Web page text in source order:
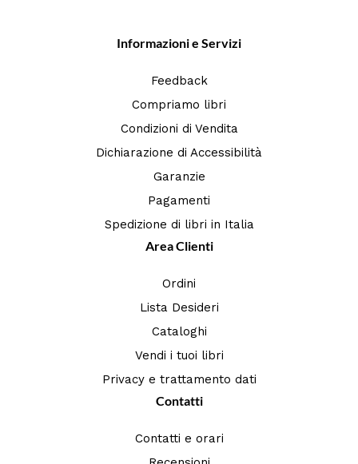
Informazioni e Servizi
Feedback
Compriamo libri
Condizioni di Vendita
Dichiarazione di Accessibilità
Garanzie
Pagamenti
Spedizione di libri in Italia
Area Clienti
Ordini
Lista Desideri
Cataloghi
Vendi i tuoi libri
Privacy e trattamento dati
Contatti
Contatti e orari